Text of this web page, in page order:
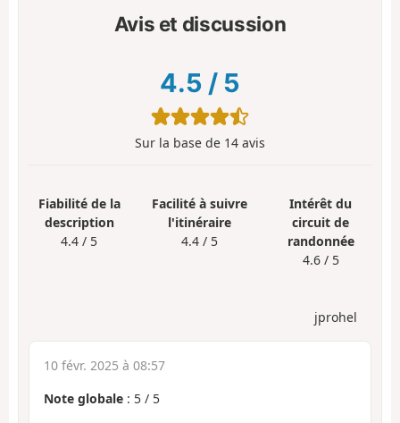
Avis et discussion
4.5 / 5
Sur la base de 14 avis
Fiabilité de la
description
4.4 / 5
Facilité à suivre
l'itinéraire
4.4 / 5
Intérêt du
circuit de
randonnée
4.6 / 5
jprohel
10 févr. 2025 à 08:57
Note globale : 5 / 5